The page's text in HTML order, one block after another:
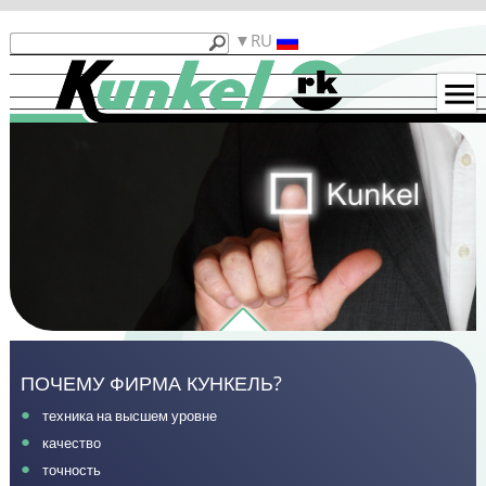
RU
ПОЧЕМУ ФИРМА КУНКЕЛЬ?
техника на высшем уровне
качество
точность
Кункель
Машины
Функциональность